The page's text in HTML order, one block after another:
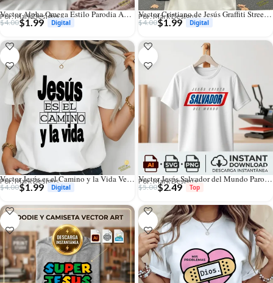
Vector Alpha Omega Estilo Parodia Amazon para Sublimación
Por: Mark Designs
$4.00$1.99
Vector Cristiano de Jesús Graffiti Street Art para Sublimación y Streetwear
Por: Mark Designs
$4.00$1.99
Vector Jesús es el Camino y la Vida Versículo Juan 14:6 para Sublimación
Por: Mark Designs
$4.00$1.99
Vector Jesús Salvador del Mundo Parodia Snickers Chocolate para Sublimación
Por: Mark Designs
$5.00$2.49